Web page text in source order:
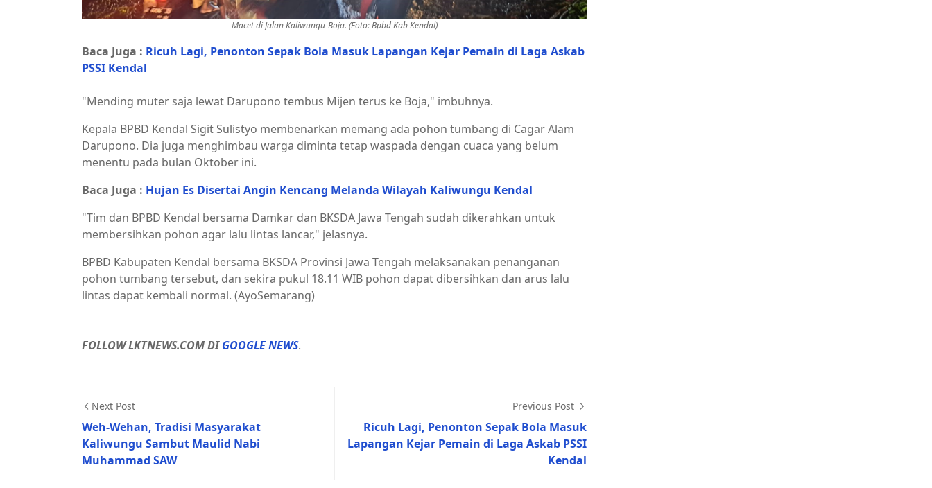
Macet di Jalan Kaliwungu-Boja. (Foto: Bpbd Kab Kendal)
Baca Juga : Ricuh Lagi, Penonton Sepak Bola Masuk Lapangan Kejar Pemain di Laga Askab
PSSI Kendal
"Mending muter saja lewat Darupono tembus Mijen terus ke Boja," imbuhnya.
Kepala BPBD Kendal Sigit Sulistyo membenarkan memang ada pohon tumbang di Cagar Alam
Darupono. Dia juga menghimbau warga diminta tetap waspada dengan cuaca yang belum
menentu pada bulan Oktober ini.
Baca Juga : Hujan Es Disertai Angin Kencang Melanda Wilayah Kaliwungu Kendal
"Tim dan BPBD Kendal bersama Damkar dan BKSDA Jawa Tengah sudah dikerahkan untuk
membersihkan pohon agar lalu lintas lancar," jelasnya.
BPBD Kabupaten Kendal bersama BKSDA Provinsi Jawa Tengah melaksanakan penanganan
pohon tumbang tersebut, dan sekira pukul 18.11 WIB pohon dapat dibersihkan dan arus lalu
lintas dapat kembali normal. (AyoSemarang)
FOLLOW LKTNEWS.COM DIGOOGLE NEWS.
Next Post
Weh-Wehan, Tradisi Masyarakat
Kaliwungu Sambut Maulid Nabi
Muhammad SAW
Previous Post
Ricuh Lagi, Penonton Sepak Bola Masuk
Lapangan Kejar Pemain di Laga Askab PSSI
Kendal